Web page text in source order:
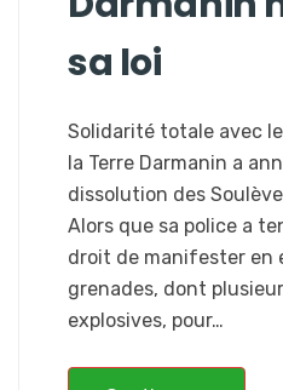
sa loi
Solidarité totale avec
la Terre Darmanin a
dissolution des
Alors que sa police a
droit de manifester en
grenades, dont
explosives, pour…